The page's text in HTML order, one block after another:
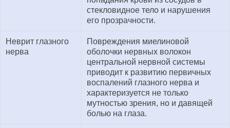
стекловидное тело и нарушения
его прозрачности.
Неврит глазного
нерва
Повреждения миелиновой
оболочки нервных волокон
центральной нервной системы
приводит к развитию первичных
воспалений глазного нерва и
характеризуется не только
мутностью зрения, но и давящей
болью на глаза.